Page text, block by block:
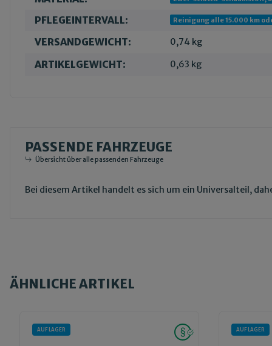
PFLEGEINTERVALL: Reinigung alle 15.000 km
VERSANDGEWICHT: 0,74 kg
ARTIKELGEWICHT: 0,63 kg
PASSENDE FAHRZEUGE
Übersicht über alle passenden Fahrzeuge
Bei diesem Artikel handelt es sich um ein Universalteil,
ÄHNLICHE ARTIKEL
AUF LAGER AUF LAGER